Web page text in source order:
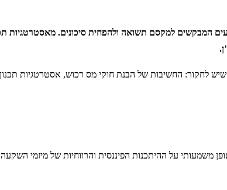
למקסם תשואה ולהפחית סיכונים. מאסטרטגיות
החשיבות של הבנת חוקי מס רכוש, אסטרטגיות תכנון
משמעותי על ההיתכנות הפיננסית והרווחיות של מיזמי